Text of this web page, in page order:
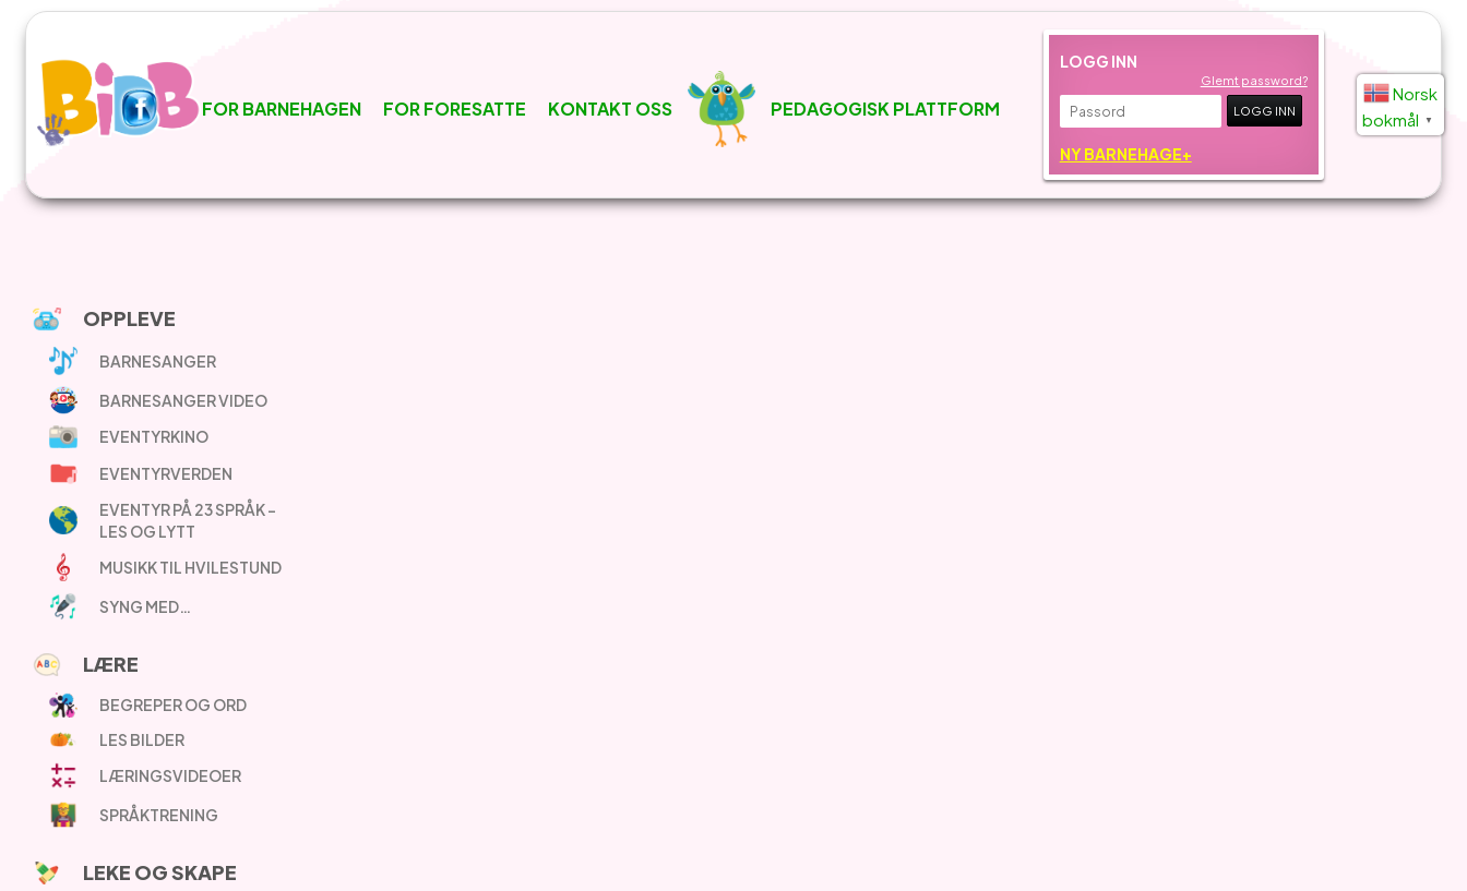
FOR BARNEHAGEN FOR FORESATTE KONTAKT OSS PEDAGOGISK PLATTFORM
LOGG INN
Glemt password?
NY BARNEHAGE+
Norsk
bokmål
▼
OPPLEVE
BARNESANGER
BARNESANGER VIDEO
EVENTYRKINO
EVENTYRVERDEN
EVENTYR PÅ 23 SPRÅK –
LES OG LYTT
MUSIKK TIL HVILESTUND
SYNG MED…
LÆRE
BEGREPER OG ORD
LES BILDER
LÆRINGSVIDEOER
SPRÅKTRENING
LEKE OG SKAPE